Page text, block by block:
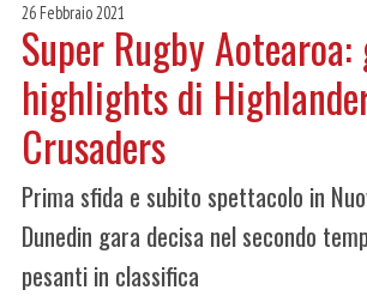
26 Febbraio 2021
Super Rugby
highlights di
Crusaders
Prima sfida e subito spettacolo in
Dunedin gara decisa nel secondo
pesanti in classifica